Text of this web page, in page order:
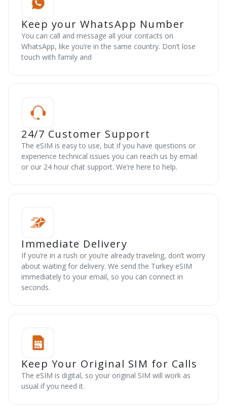
Keep your WhatsApp Number
You can call and message all your contacts on
WhatsApp, like you’re in the same country. Don’t lose
touch with family and
24/7 Customer Support
The eSIM is easy to use, but if you have questions or
experience technical issues you can reach us by email
or our 24 hour chat support. We’re here to help.
Immediate Delivery
If you’re in a rush or you’re already traveling, don’t worry
about waiting for delivery. We send the Turkey eSIM
immediately to your email, so you can connect in
seconds.
Keep Your Original SIM for Calls
The eSIM is digital, so your original SIM will work as
usual if you need it.